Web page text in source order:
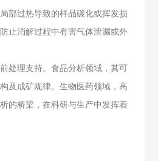
部过热导致的样品碳化或挥发损
止消解过程中有害气体泄漏或外
处理支持。食品分析领域，其可
及成矿规律。生物医药领域，高
的桥梁，在科研与生产中发挥着